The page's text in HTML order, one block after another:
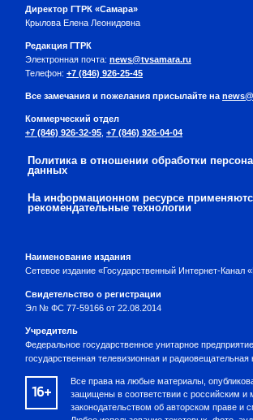
Директор ГТРК «Самара»
Крылова Елена Леонидовна
Редакция ГТРК
Электронная почта: news@tvsamara.ru
Телефон: +7 (846) 926-25-45
Все замечания и пожелания присылайте на
Коммерческий отдел
+7 (846) 926-32-95 +7 (846) 926-04-04
Политика в отношении обработки
данных
На информационном ресурсе
рекомендательные технологии
Наименование издания
Сетевое издание «Государственный Интернет-Канал
Свидетельство о регистрации
Эл № ФС 77-59166 от 22.08.2014
Учредитель
Федеральное государственное унитарное
государственная телевизионная и радиовещательная
16+
Все права на любые материалы,
защищены в соответствии с российским и
законодательством об авторском праве и